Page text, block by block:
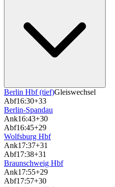
Berlin Hbf (tief)Gleiswechsel
Abf16:30+33
Berlin-Spandau
Ank16:43+30
Abf16:45+29
Wolfsburg Hbf
Ank17:37+31
Abf17:38+31
Braunschweig Hbf
Ank17:55+29
Abf17:57+30